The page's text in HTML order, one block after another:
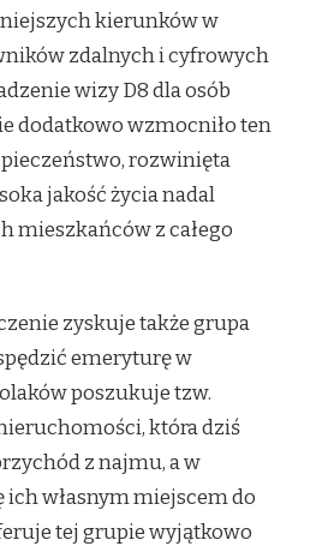
kierunków w
zdalnych i cyfrowych
wizy D8 dla osób
dodatkowo wzmocniło ten
rozwinięta
jakość życia nadal
mieszkańców z całego
zyskuje także grupa
emeryturę w
poszukuje tzw.
która dziś
z najmu, a w
ich własnym miejscem do
tej grupie wyjątkowo